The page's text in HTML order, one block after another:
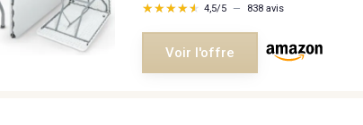
★★★★★
★★★★★ 4,5/5 — 838 avis
Voir l'offre